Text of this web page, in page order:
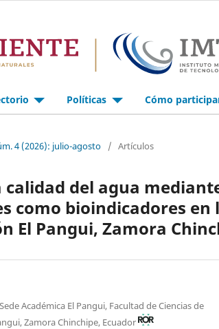
Políticas Cómo
4 (2026): julio-agosto / Artículos
calidad del agua
como bioindicadores en
El Pangui, Zamora
Académica El Pangui, Facultad de Ciencias de
Zamora Chinchipe, Ecuador